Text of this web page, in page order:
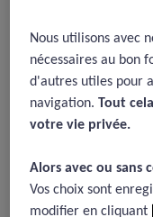
qui justifiera la
échographie. Cette
tumorale maligne.
Le chirurgien
présenter le
pluridisciplinaire
Nous utilisons avec
nécessaires au bon
d'autres utiles pour
navigation.Tout
votre vie privée.​
Alors avec ou sans
Vos choix sont
modifier en cliquant